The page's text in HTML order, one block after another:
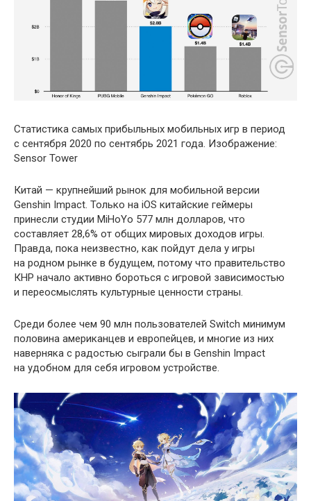
Статистика самых прибыльных мобильных игр в период
с сентября 2020 по сентябрь 2021 года. Изображение:
Sensor Tower
Китай — крупнейший рынок для мобильной версии
Genshin Impact. Только на iOS китайские геймеры
принесли студии MiHoYo 577 млн долларов, что
составляет 28,6% от общих мировых доходов игры.
Правда, пока неизвестно, как пойдут дела у игры
на родном рынке в будущем, потому что правительство
КНР начало активно бороться с игровой зависимостью
и переосмыслять культурные ценности страны.
Среди более чем 90 млн пользователей Switch минимум
половина американцев и европейцев, и многие из них
наверняка с радостью сыграли бы в Genshin Impact
на удобном для себя игровом устройстве.